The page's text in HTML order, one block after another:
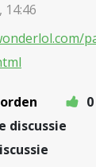
14:46
0
discussie